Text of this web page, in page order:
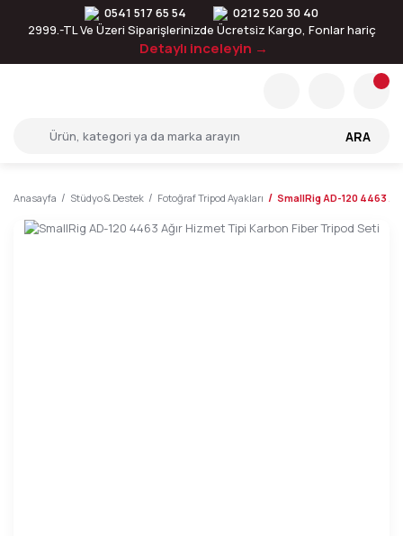
0541 517 65 54
0212 520 30 40
2999.-TL Ve Üzeri Siparişlerinizde Ücretsiz Kargo, Fonlar hariç
Detaylı inceleyin →
ARA
Anasayfa Stüdyo & Destek Fotoğraf Tripod Ayakları SmallRig AD-120 4463